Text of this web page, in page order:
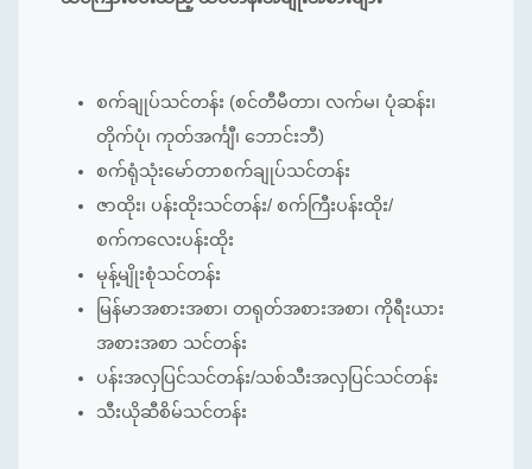
စက်ချုပ်သင်တန်း (စင်တီမီတာ၊ လက်မ၊ ပုံဆန်း၊
တိုက်ပုံ၊ ကုတ်အင်္ကျီ၊ ဘောင်းဘီ)
စက်ရုံသုံးမော်တာစက်ချုပ်သင်တန်း
ဇာထိုး၊ ပန်းထိုးသင်တန်း/ စက်ကြီးပန်းထိုး/
စက်ကလေးပန်းထိုး
မုန့်မျိုးစုံသင်တန်း
မြန်မာအစားအစာ၊ တရုတ်အစားအစာ၊ ကိုရီးယား
အစားအစာ သင်တန်း
ပန်းအလှပြင်သင်တန်း/သစ်သီးအလှပြင်သင်တန်း
သီးယိုဆီစိမ်သင်တန်း